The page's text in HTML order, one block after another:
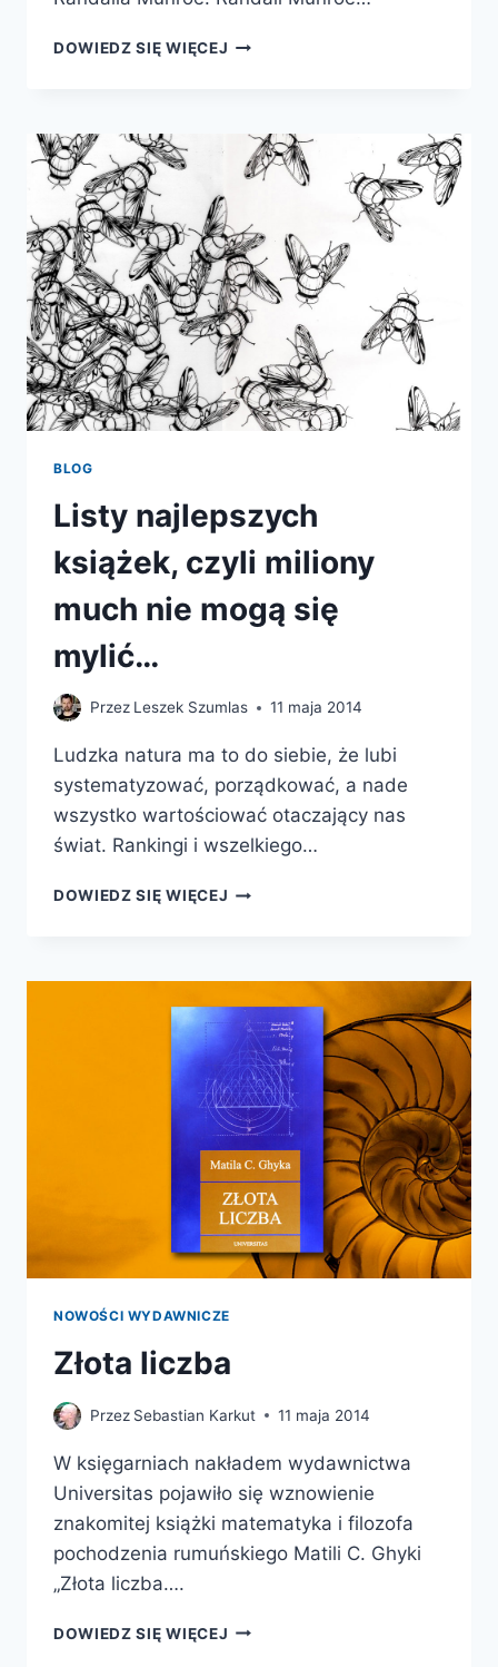
DOWIEDZ SIĘ WIĘCEJ JUŻ
KSIĄŻKOWEJ
FORMIE!
BLOG
Listy najlepszych
książek, czyli miliony
much nie mogą się
mylić…
Przez Leszek Szumlas 11 maja 2014
Ludzka natura ma to do siebie, że lubi
systematyzować, porządkować, a nade
wszystko wartościować otaczający nas
świat. Rankingi i wszelkiego…
DOWIEDZ SIĘ WIĘCEJ LISTY
MILIONY
MUCH
NIE
MOGĄ
SIĘ
MYLIĆ…
NOWOŚCI WYDAWNICZE
Złota liczba
Przez Sebastian Karkut 11 maja 2014
W księgarniach nakładem wydawnictwa
Universitas pojawiło się wznowienie
znakomitej książki matematyka i filozofa
pochodzenia rumuńskiego Matili C. Ghyki
„Złota liczba….
DOWIEDZ SIĘ WIĘCEJ ZŁOTA